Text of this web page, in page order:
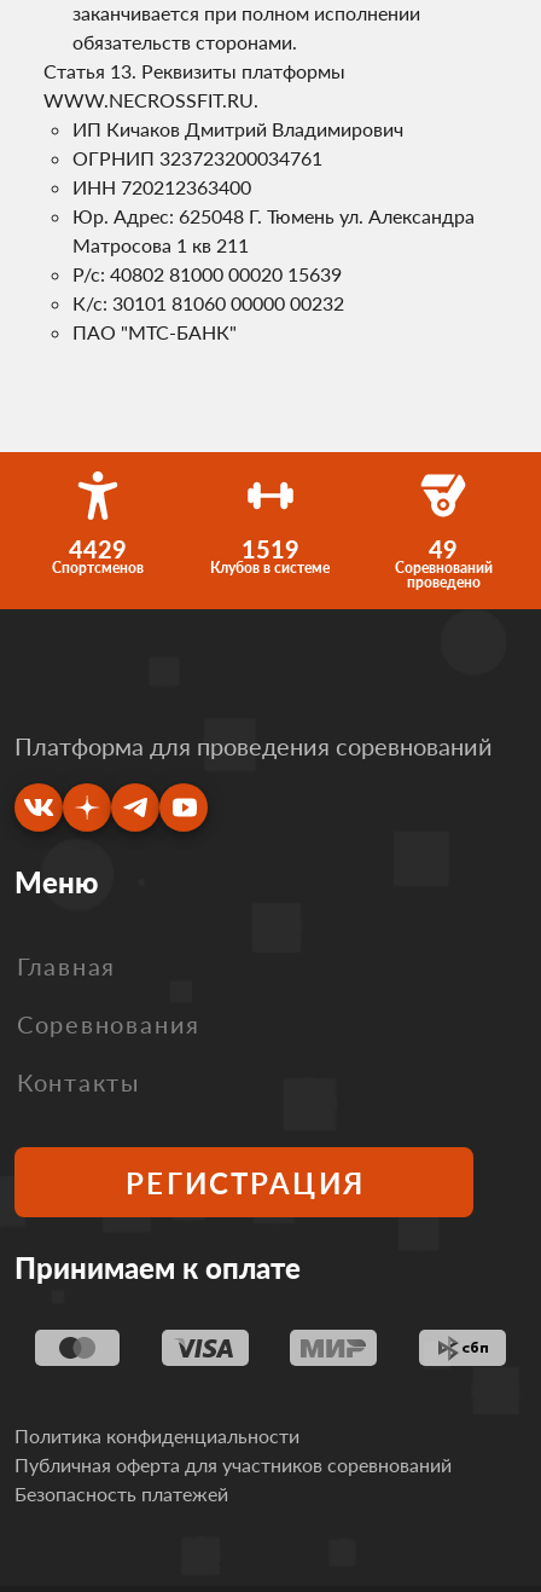
заканчивается при полном исполнении
обязательств сторонами.
Реквизиты платформы
WWW.NECROSSFIT.RU.
ИП Кичаков Дмитрий Владимирович
ОГРНИП 323723200034761
ИНН 720212363400
Юр. Адрес: 625048 Г. Тюмень ул. Александра
Матросова 1 кв 211
Р/с: 40802 81000 00020 15639
К/с: 30101 81060 00000 00232
ПАО "МТС-БАНК"
4429
Спортсменов
1519
Клубов в системе
49
Соревнований
проведено
Платформа для проведения соревнований
Меню
Главная
Соревнования
Контакты
РЕГИСТРАЦИЯ
Принимаем к оплате
Политика конфиденциальности
Публичная оферта для участников соревнований
Безопасность платежей